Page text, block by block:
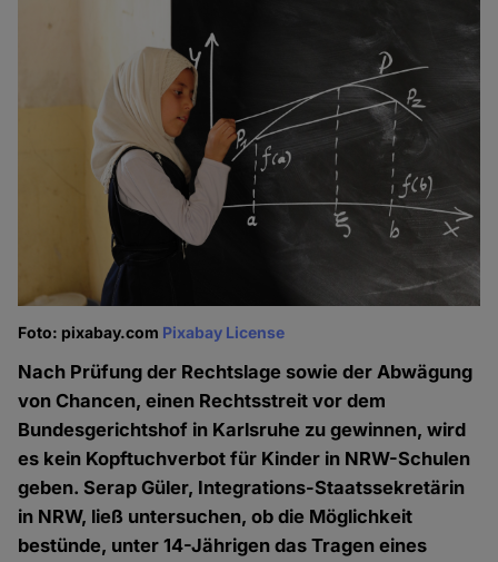
Foto: pixabay.com Pixabay License
Nach Prüfung der Rechtslage sowie der Abwägung
von Chancen, einen Rechtsstreit vor dem
Bundesgerichtshof in Karlsruhe zu gewinnen, wird
es kein Kopftuchverbot für Kinder in NRW-Schulen
geben. Serap Güler, Integrations-Staatssekretärin
in NRW, ließ untersuchen, ob die Möglichkeit
bestünde, unter 14-Jährigen das Tragen eines